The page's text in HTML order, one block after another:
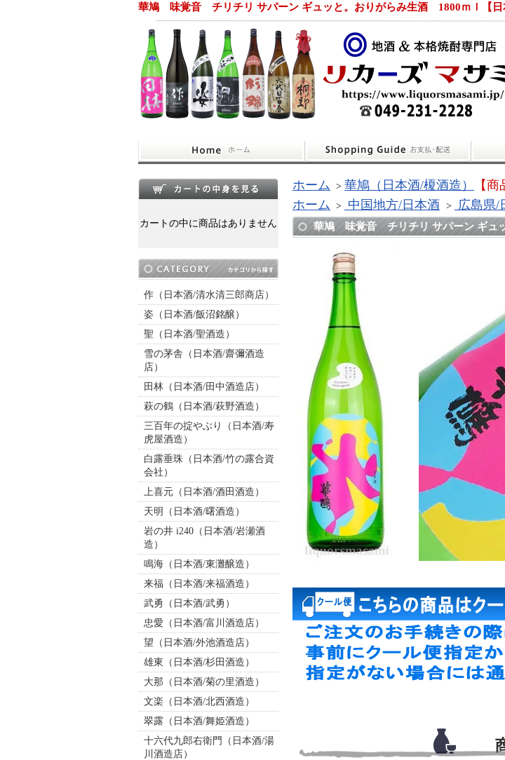
華鳩 味覚音 チリチリ サパーン ギュッと。おりがらみ生酒 1800ｍｌ【日
カートの中に商品はありません
作（日本酒/清水清三郎商店）
姿（日本酒/飯沼銘醸）
聖（日本酒/聖酒造）
雪の茅舎（日本酒/齋彌酒造
店）
田林（日本酒/田中酒造店）
萩の鶴（日本酒/萩野酒造）
三百年の掟やぶり（日本酒/寿
虎屋酒造）
白露垂珠（日本酒/竹の露合資
会社）
上喜元（日本酒/酒田酒造）
天明（日本酒/曙酒造）
岩の井 i240（日本酒/岩瀬酒
造）
鳴海（日本酒/東灘醸造）
来福（日本酒/来福酒造）
武勇（日本酒/武勇）
忠愛（日本酒/富川酒造店）
望（日本酒/外池酒造店）
雄東（日本酒/杉田酒造）
大那（日本酒/菊の里酒造）
文楽（日本酒/北西酒造）
翠露（日本酒/舞姫酒造）
十六代九郎右衛門（日本酒/湯
川酒造店）
ホーム > 華鳩（日本酒/榎酒造）
【商
ホーム > 中国地方/日本酒 > 広島県/
華鳩 味覚音 チリチリ サパーン ギュ